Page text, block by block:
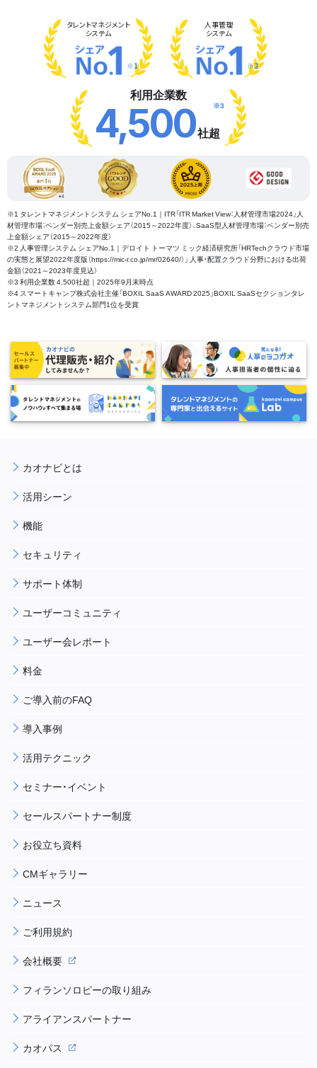
タレントマネジメント
システム
※1
人事管理
システム
※2
利用企業数
4,500社超
※3
※1 タレントマネジメントシステム シェアNo.1｜ITR「ITR Market View：人材管理市場2024」人
材管理市場：ベンダー別売上金額シェア（2015～2022年度）、SaaS型人材管理市場：ベンダー別売
上金額シェア（2015～2022年度）
※2 人事管理システム シェアNo.1｜デロイト トーマツ ミック経済研究所「HRTechクラウド市場
の実態と展望2022年度版（https://mic-r.co.jp/mr/02640/）」 人事・配置クラウド分野における出荷
金額（2021～2023年度見込）
※3 利用企業数 4,500社超｜2025年9月末時点
※4 スマートキャンプ株式会社主催「BOXIL SaaS AWARD 2025」BOXIL SaaSセクションタレ
ントマネジメントシステム部門1位を受賞
カオナビとは
活用シーン
機能
セキュリティ
サポート体制
ユーザーコミュニティ
ユーザー会レポート
料金
ご導入前のFAQ
導入事例
活用テクニック
セミナー・イベント
セールスパートナー制度
お役立ち資料
CMギャラリー
ニュース
ご利用規約
会社概要
フィランソロピーの取り組み
アライアンスパートナー
カオパス